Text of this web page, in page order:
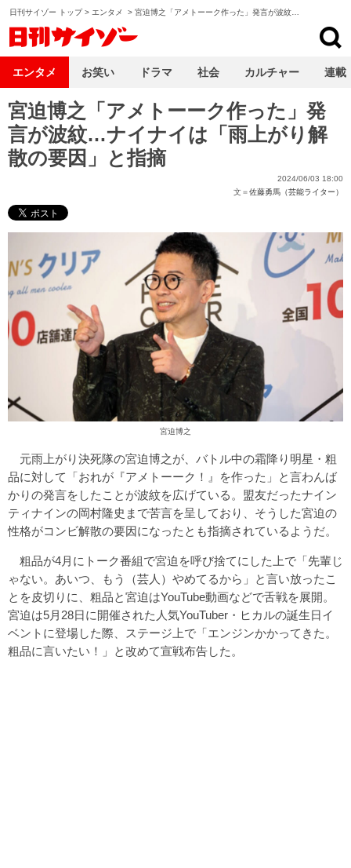
日刊サイゾー トップ> エンタメ > 宮迫博之「アメトーーク作った」発言が波紋…
宮迫博之「アメトーーク作った」発
言が波紋…ナイナイは「雨上がり解
散の要因」と指摘
2024/06/03 18:00
文＝佐藤勇馬（芸能ライター）
宮迫博之
元雨上がり決死隊の宮迫博之が、バトル中の霜降り明星・粗
品に対して「おれが『アメトーーク！』を作った」と言わんば
かりの発言をしたことが波紋を広げている。盟友だったナイン
ティナインの岡村隆史まで苦言を呈しており、そうした宮迫の
性格がコンビ解散の要因になったとも指摘されているようだ。
粗品が4月にトーク番組で宮迫を呼び捨てにした上で「先輩じ
ゃない。あいつ、もう（芸人）やめてるから」と言い放ったこ
とを皮切りに、粗品と宮迫はYouTube動画などで舌戦を展開。
宮迫は5月28日に開催された人気YouTuber・ヒカルの誕生日イ
ベントに登場した際、ステージ上で「エンジンかかってきた。
粗品に言いたい！」と改めて宣戦布告した。
エンタメ お笑い ドラマ 社会 カルチャー 連載